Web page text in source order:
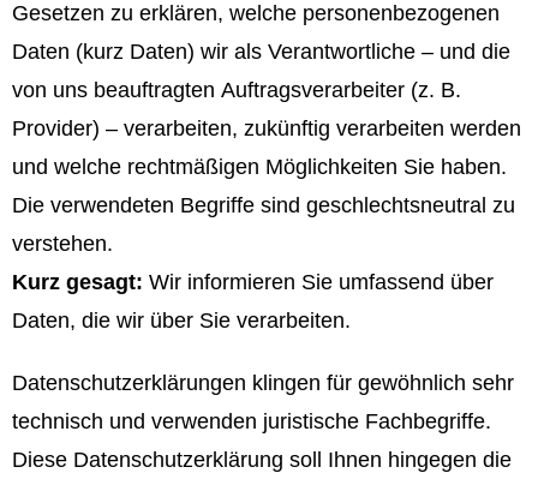
Gesetzen zu erklären, welche personenbezogenen
Daten (kurz Daten) wir als Verantwortliche – und die
von uns beauftragten Auftragsverarbeiter (z. B.
Provider) – verarbeiten, zukünftig verarbeiten werden
und welche rechtmäßigen Möglichkeiten Sie haben.
Die verwendeten Begriffe sind geschlechtsneutral zu
verstehen.
Kurz gesagt: Wir informieren Sie umfassend über
Daten, die wir über Sie verarbeiten.
Datenschutzerklärungen klingen für gewöhnlich sehr
technisch und verwenden juristische Fachbegriffe.
Diese Datenschutzerklärung soll Ihnen hingegen die